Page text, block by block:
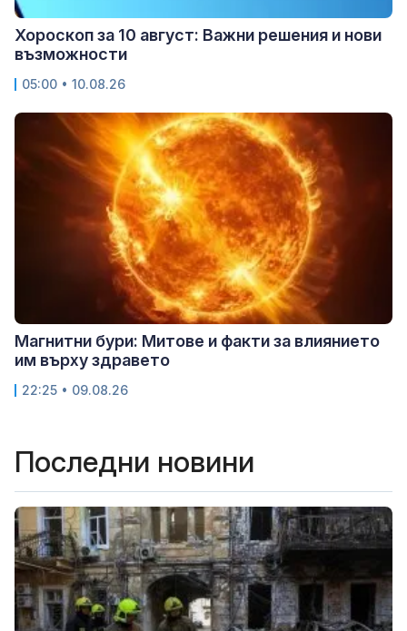
Хороскоп за 10 август: Важни решения и нови
възможности
05:00 • 10.08.26
Магнитни бури: Митове и факти за влиянието
им върху здравето
22:25 • 09.08.26
Последни новини